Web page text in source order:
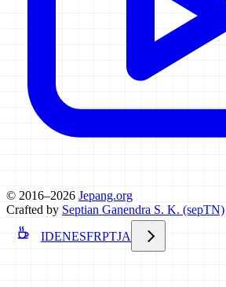
© 2016–2026 Jepang.org
Crafted by Septian Ganendra S. K. (sepTN)
IDENESFRPTJA